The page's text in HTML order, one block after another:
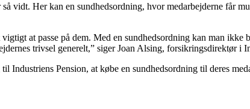
vidt. Her kan en sundhedsordning, hvor medarbejderne får
at passe på dem. Med en sundhedsordning kan man
trivsel generelt,” siger Joan Alsing, forsikringsdirektør i
Industriens Pension, at købe en sundhedsordning til deres